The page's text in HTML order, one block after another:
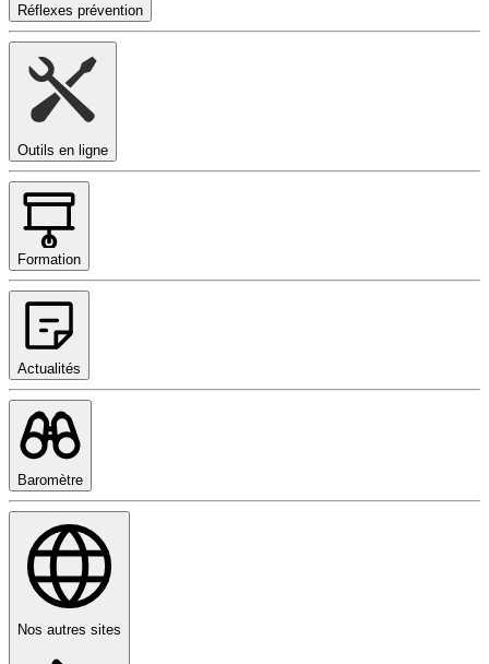
Réflexes prévention
Outils en ligne
Formation
Actualités
Baromètre
Nos autres sites